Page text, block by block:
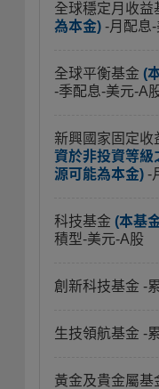
全球穩定月收益
為本金) -月配息
全球平衡基金 (
-季配息-美元-A
新興國家固定收
資於非投資等級
源可能為本金) -
科技基金 (本基
積型-美元-A股
創新科技基金 -
生技領航基金 -
黃金及貴金屬基